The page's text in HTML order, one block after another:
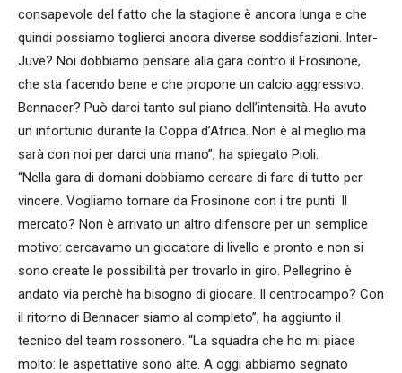
consapevole del fatto che la stagione è ancora lunga e che
quindi possiamo toglierci ancora diverse soddisfazioni. Inter-
Juve? Noi dobbiamo pensare alla gara contro il Frosinone,
che sta facendo bene e che propone un calcio aggressivo.
Bennacer? Può darci tanto sul piano dell’intensità. Ha avuto
un infortunio durante la Coppa d’Africa. Non è al meglio ma
sarà con noi per darci una mano”, ha spiegato Pioli.
“Nella gara di domani dobbiamo cercare di fare di tutto per
vincere. Vogliamo tornare da Frosinone con i tre punti. Il
mercato? Non è arrivato un altro difensore per un semplice
motivo: cercavamo un giocatore di livello e pronto e non si
sono create le possibilità per trovarlo in giro. Pellegrino è
andato via perchè ha bisogno di giocare. Il centrocampo? Con
il ritorno di Bennacer siamo al completo”, ha aggiunto il
tecnico del team rossonero. “La squadra che ho mi piace
molto: le aspettative sono alte. A oggi abbiamo segnato